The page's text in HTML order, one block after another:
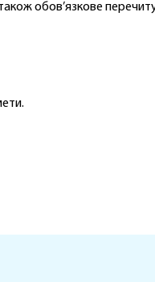
обов’язкове